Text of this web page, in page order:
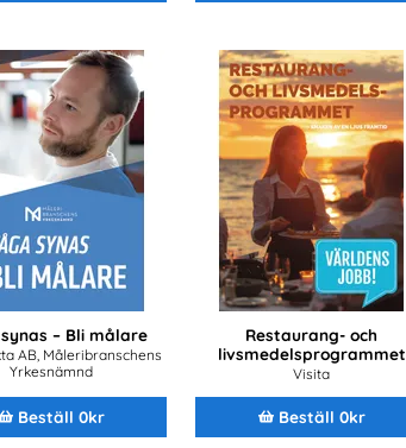
– Bli målare
AB, Måleribranschens
Yrkesnämnd
Beställ 0kr
Restaurang- och
livsmedelsprogrammet
Visita
Beställ 0kr